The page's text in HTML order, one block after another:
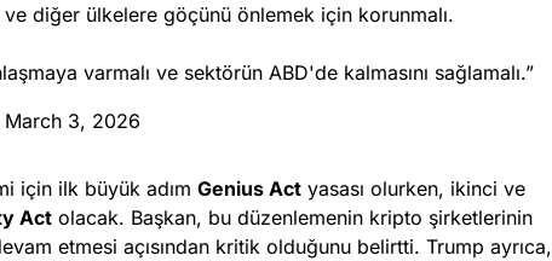
diğer ülkelere göçünü önlemek için korunmalı.
varmalı ve sektörün ABD'de kalmasını sağlamalı.”
March 3, 2026
için ilk büyük adım Genius Act yasası olurken, ikinci ve
Act olacak. Başkan, bu düzenlemenin kripto şirketlerinin
etmesi açısından kritik olduğunu belirtti. Trump ayrıca,